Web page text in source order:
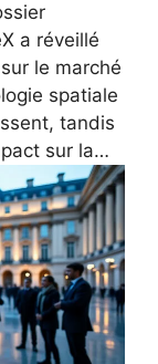
a réveillé
le marché
spatiale
tandis
sur la…